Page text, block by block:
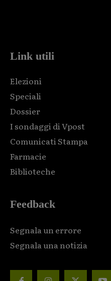
Link utili
Elezioni
Speciali
Dossier
I sondaggi di Vpost
Comunicati Stampa
Farmacie
Biblioteche
Feedback
Segnala un errore
Segnala una notizia